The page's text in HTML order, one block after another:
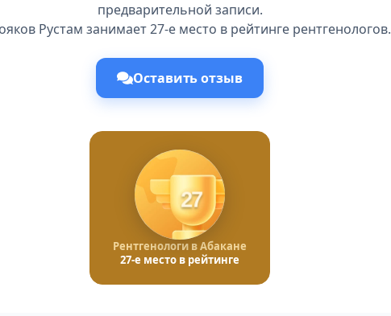
предварительной записи.
Рустам занимает 27-е место в рейтинге рентгенологов.
Оставить отзыв
27
Рентгенологи в Абакане
27-е место в рейтинге